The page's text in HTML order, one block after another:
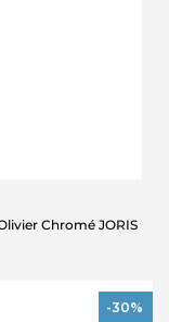
Chromé JORIS
-30%